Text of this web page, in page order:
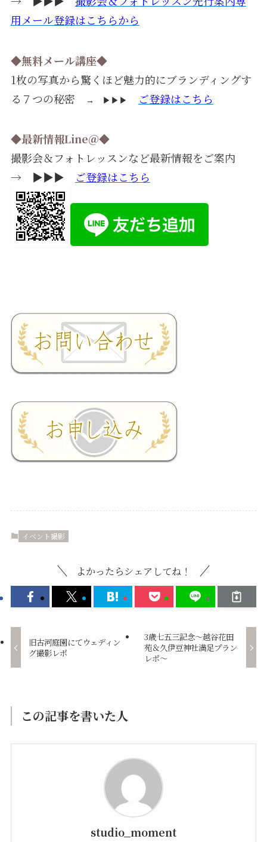
用メール登録はこちらから
◆無料メール講座◆
1枚の写真から驚くほど魅力的にブランディングす
る７つの秘密
→ ▶▶▶ ご登録はこちら
◆最新情報Line＠◆
撮影会＆フォトレッスンなど最新情報をご案内
→ ▶▶▶
ご登録はこちら
イベント撮影
よかったらシェアしてね！
旧古河庭園にてウェディン
グ撮影レポ
3歳七五三記念～越谷花田
苑＆久伊豆神社満足プラン
レポ～
この記事を書いた人
studio_moment